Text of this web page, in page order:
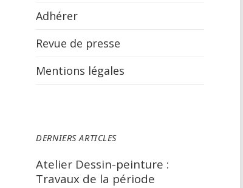
Adhérer
Revue de presse
Mentions légales
DERNIERS ARTICLES
Atelier Dessin-peinture :
Travaux de la période